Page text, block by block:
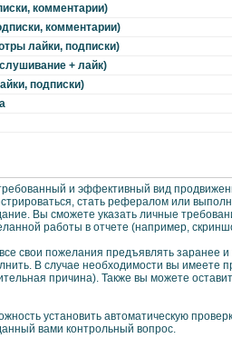
комментарии)
комментарии)
лайки, подписки)
+ лайк)
подписки)
и эффективный вид
стать рефералом или
Вы сможете указать личные
работы в отчете (например,
свои пожелания предъявлять заранее
В случае необходимости вы имеете
причина). Также вы можете
установить автоматическую
вами контрольный вопрос.